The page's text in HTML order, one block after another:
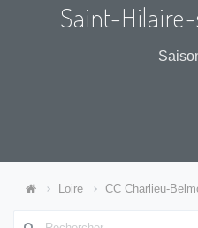
Saint-
Loire CC Charlieu-